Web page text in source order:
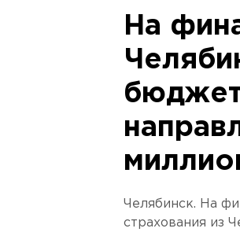
На
Челябинск. На
страхования из